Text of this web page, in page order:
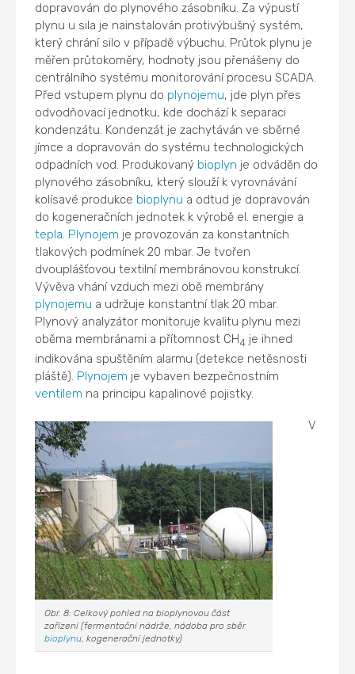
dopravován do plynového zásobníku. Za výpustí
plynu u sila je nainstalován protivýbušný systém,
který chrání silo v případě výbuchu. Průtok plynu je
měřen průtokoměry, hodnoty jsou přenášeny do
centrálního systému monitorování procesu SCADA.
Před vstupem plynu do plynojemu, jde plyn přes
odvodňovací jednotku, kde dochází k separaci
kondenzátu. Kondenzát je zachytáván ve sběrné
jímce a dopravován do systému technologických
odpadních vod. Produkovaný bioplyn je odváděn do
plynového zásobníku, který slouží k vyrovnávání
kolísavé produkce bioplynu a odtud je dopravován
do kogeneračních jednotek k výrobě el. energie a
tepla. Plynojem je provozován za konstantních
tlakových podmínek 20 mbar. Je tvořen
dvouplášťovou textilní membránovou konstrukcí.
Vývěva vhání vzduch mezi obě membrány
plynojemu a udržuje konstantní tlak 20 mbar.
Plynový analyzátor monitoruje kvalitu plynu mezi
oběma membránami a přítomnost CH4 je ihned
indikována spuštěním alarmu (detekce netěsnosti
pláště). Plynojem je vybaven bezpečnostním
ventilem na principu kapalinové pojistky.
Obr. 8: Celkový pohled na bioplynovou část
zařízení (fermentační nádrže, nádoba pro sběr
bioplynu, kogenerační jednotky)
V